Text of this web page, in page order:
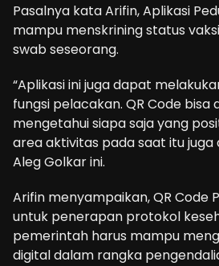
Pasalnya kata Arifin, Aplikasi
mampu menskrining status
swab seseorang.
“Aplikasi ini juga dapat
fungsi pelacakan. QR Code
mengetahui siapa saja yang
area aktivitas pada saat itu juga
Aleg Golkar ini.
Arifin menyampaikan, QR Code
untuk penerapan protokol
pemerintah harus mampu
digital dalam rangka